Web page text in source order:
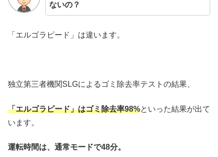
ないの？
「エルゴラピード」は違います。
独立第三者機関SLGによるゴミ除去率テストの結果、
「エルゴラピード」はゴミ除去率98%といった結果が出て
います。
運転時間は、通常モードで48分。